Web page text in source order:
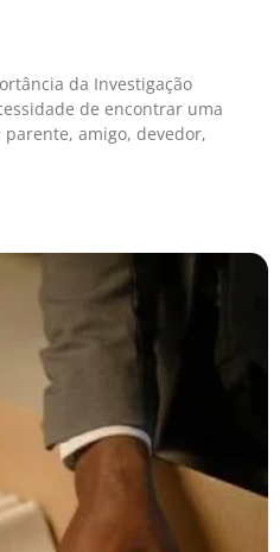
da Investigação
de encontrar uma
amigo, devedor,